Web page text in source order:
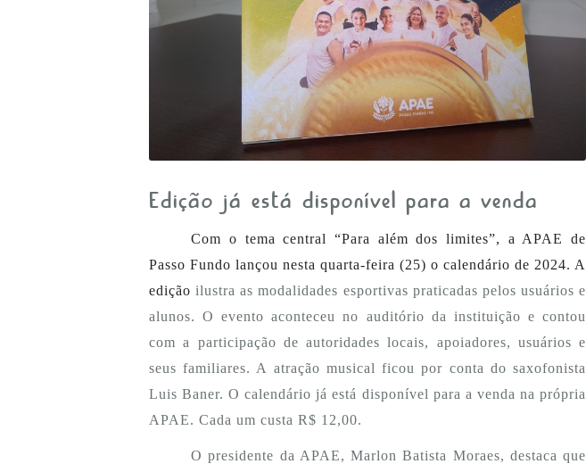
Edição já está disponível para a venda
Com o tema central “Para além dos limites”, a APAE de
Passo Fundo lançou nesta quarta-feira (25) o calendário de 2024. A
ediçãoilustra as modalidades esportivas praticadas pelos usuários e
alunos.Oevento aconteceu no auditório da instituição e contou
com a participação de autoridades locais, apoiadores, usuários e
seus familiares. A atração musical ficou por conta do saxofonista
Luis Baner. O calendário já está disponível para a venda na própria
APAE. Cada um custa R$ 12,00.
O presidente da APAE, Marlon Batista Moraes, destaca que